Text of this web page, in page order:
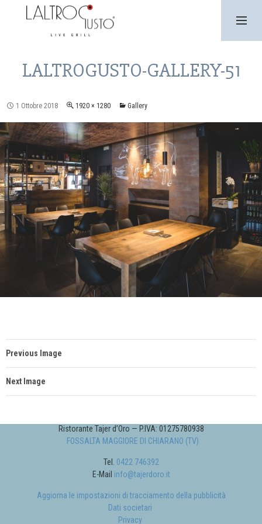
LALTROGUSTO-GALLERY-51
1 Ottobre 2018 1920 × 1280 Gallery
Previous Image
Next Image
Ristorante Tajer d’Oro — P.IVA: 01275780938
FOSSALTA MAGGIORE DI CHIARANO (TV)
Tel. 0422 746392
E-Mail info@tajerdoro.it
Aggiorna le impostazioni di tracciamento della pubblicità
Dati societari
Privacy